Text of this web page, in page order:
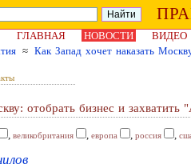
ГЛАВНАЯ НОВОСТИ
ВИДЕО
≈ Как Запад хочет наказать
отобрать бизнес и захватить
, великобритания , европа , россия ,